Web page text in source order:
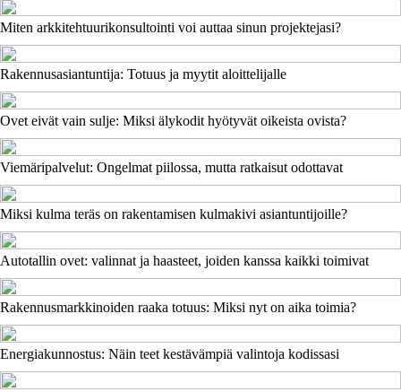
Miten arkkitehtuurikonsultointi voi auttaa sinun projektejasi?
Rakennusasiantuntija: Totuus ja myytit aloittelijalle
Ovet eivät vain sulje: Miksi älykodit hyötyvät oikeista ovista?
Viemäripalvelut: Ongelmat piilossa, mutta ratkaisut odottavat
Miksi kulma teräs on rakentamisen kulmakivi asiantuntijoille?
Autotallin ovet: valinnat ja haasteet, joiden kanssa kaikki toimivat
Rakennusmarkkinoiden raaka totuus: Miksi nyt on aika toimia?
Energiakunnostus: Näin teet kestävämpiä valintoja kodissasi